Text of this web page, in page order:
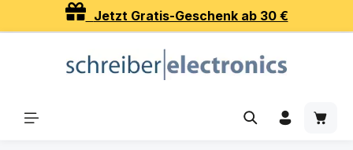
Zum Hauptinhalt springenJetzt Gratis-Geschenk ab 30 €